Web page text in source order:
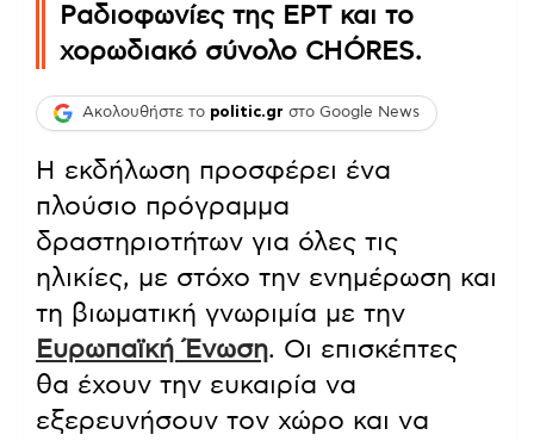
Ραδιοφωνίες της ΕΡΤ και το
χορωδιακό σύνολο CHÓRES.
Ακολουθήστε το politic.gr στο Google News
Η εκδήλωση προσφέρει ένα
πλούσιο πρόγραμμα
δραστηριοτήτων για όλες τις
ηλικίες, με στόχο την ενημέρωση και
τη βιωματική γνωριμία με την
Ευρωπαϊκή Ένωση. Οι επισκέπτες
θα έχουν την ευκαιρία να
εξερευνήσουν τον χώρο και να